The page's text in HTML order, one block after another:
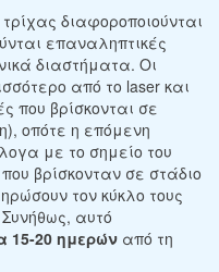
διαφοροποιούνται
επαναληπτικές
διαστήματα. Οι
από το laser και
που βρίσκονται σε
οπότε η επόμενη
με το σημείο του
βρίσκονταν σε στάδιο
τον κύκλο τους
αυτό
15-20 ημερών από τη